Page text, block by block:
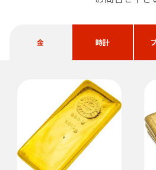
金 時計